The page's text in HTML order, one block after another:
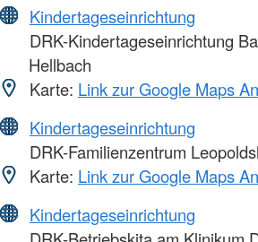
Kindertageseinrichtung
DRK-Kindertageseinrichtung
Hellbach
Karte: Link zur Google Maps
Kindertageseinrichtung
DRK-Familienzentrum
Karte: Link zur Google Maps
Kindertageseinrichtung